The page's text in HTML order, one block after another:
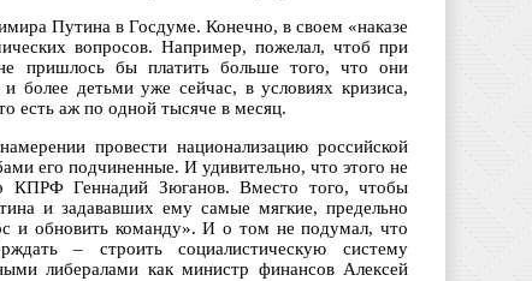
Путина в Госдуме. Конечно, в своем «наказе
вопросов. Например, пожелал, чтоб при
пришлось бы платить больше того, что они
более детьми уже сейчас, в условиях кризиса,
есть аж по одной тысяче в месяц.
провести национализацию российской
его подчиненные. И удивительно, что этого не
КПРФ Геннадий Зюганов. Вместо того, чтобы
и задававших ему самые мягкие, предельно
и обновить команду». И о том не подумал, что
– строить социалистическую систему
либералами как министр финансов Алексей